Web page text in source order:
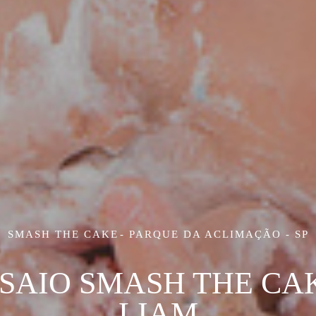
SMASH THE CAKE PARQUE DA ACLIMAÇÃO - SP
SMASH THE